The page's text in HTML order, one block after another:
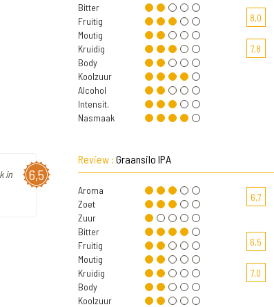
Bitter
Fruitig
Moutig
Kruidig
Body
Koolzuur
Alcohol
Intensit.
Nasmaak
8,0
7,8
6,5
in
Review : Graansilo IPA
Aroma
Zoet
Zuur
Bitter
Fruitig
Moutig
Kruidig
Body
Koolzuur
6,7
6,5
7,0